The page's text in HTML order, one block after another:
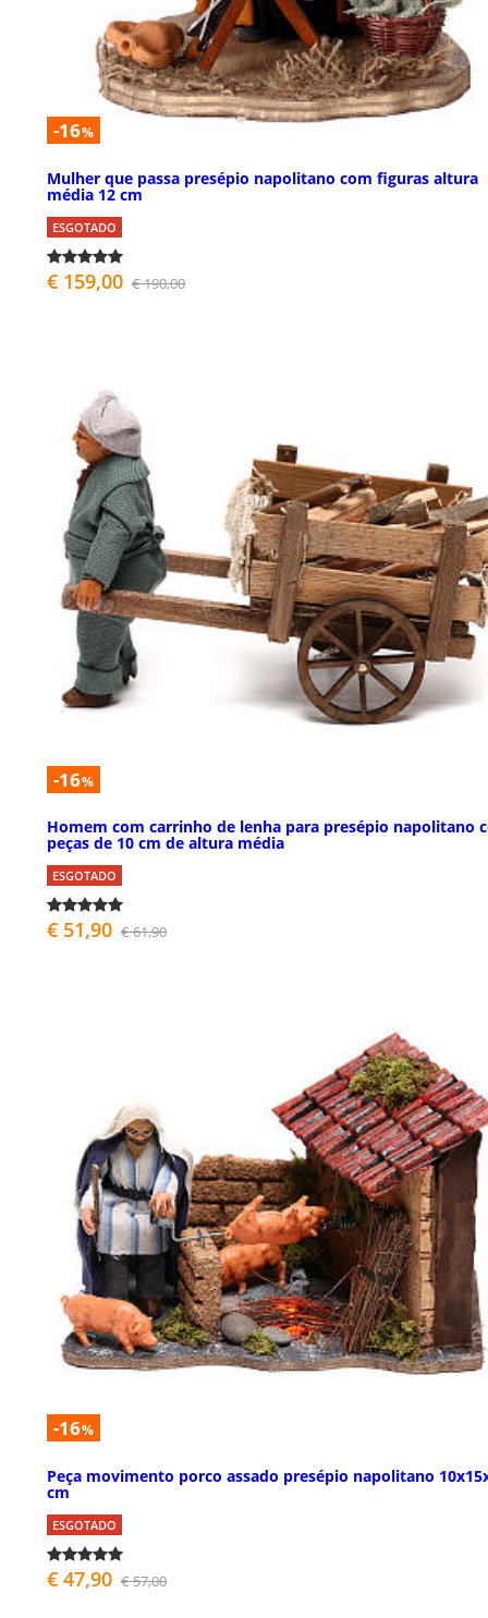
-16%
Mulher que passa presépio napolitano com figuras altura
média 12 cm
ESGOTADO
€ 159,00 € 190,00
-16%
Homem com carrinho de lenha para presépio napolitano
peças de 10 cm de altura média
ESGOTADO
€ 51,90 € 61,90
-16%
Peça movimento porco assado presépio napolitano
cm
ESGOTADO
€ 47,90 € 57,00